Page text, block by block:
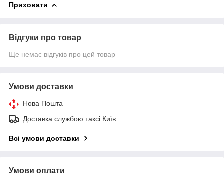
Приховати
Відгуки про товар
Ще немає відгуків про цей товар
Умови доставки
Нова Пошта
Доставка службою таксі Київ
Всі умови доставки
Умови оплати